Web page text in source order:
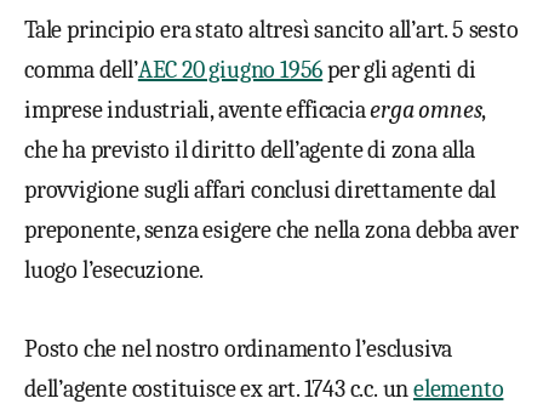
Tale principio era stato altresì sancito all’art. 5 sesto
comma dell’AEC 20 giugno 1956per gli agenti di
imprese industriali, avente efficaciaerga omnes,
che ha previsto il diritto dell’agente di zona alla
provvigione sugli affari conclusi direttamente dal
preponente, senza esigere che nella zona debba aver
luogo l’esecuzione.
Posto che nel nostro ordinamento l’esclusiva
dell’agente costituisce ex art. 1743 c.c. unelemento